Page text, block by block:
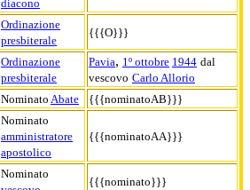
diacono
Ordinazione
presbiterale
{{{O}}}
Ordinazione
presbiterale
Pavia, 1º ottobre 1944 dal
vescovo Carlo Allorio
Nominato Abate
{{{nominatoAB}}}
Nominato
amministratore
apostolico
{{{nominatoAA}}}
Nominato
{{{nominato}}}